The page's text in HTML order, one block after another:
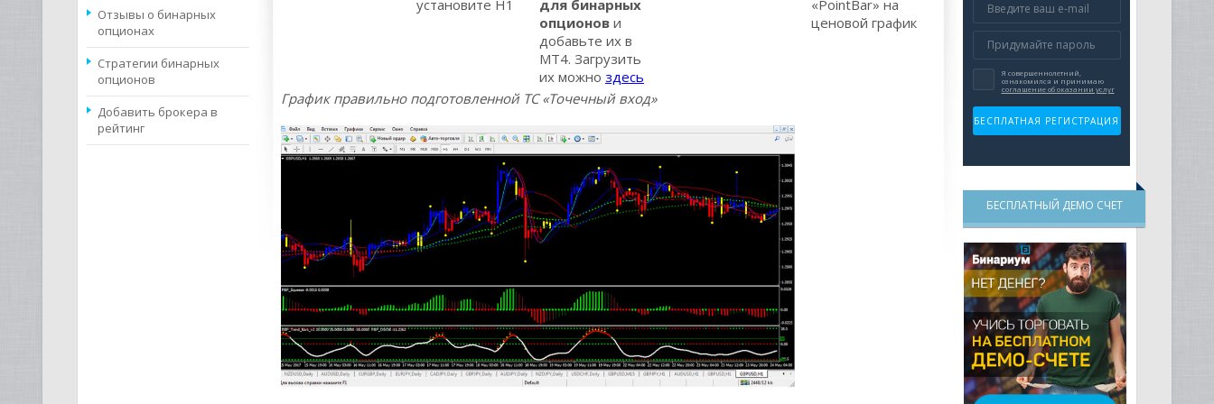
Отзывы о бинарных
опционах
Стратегии бинарных
опционов
Добавить брокера в
рейтинг
установите Н1
для бинарных
опционов и
добавьте их в
МТ4. Загрузить
их можно здесь
«PointBar» на
ценовой график
График правильно подготовленной ТС «Точечный вход»
БЕСПЛАТНЫЙ ДЕМО СЧЕТ